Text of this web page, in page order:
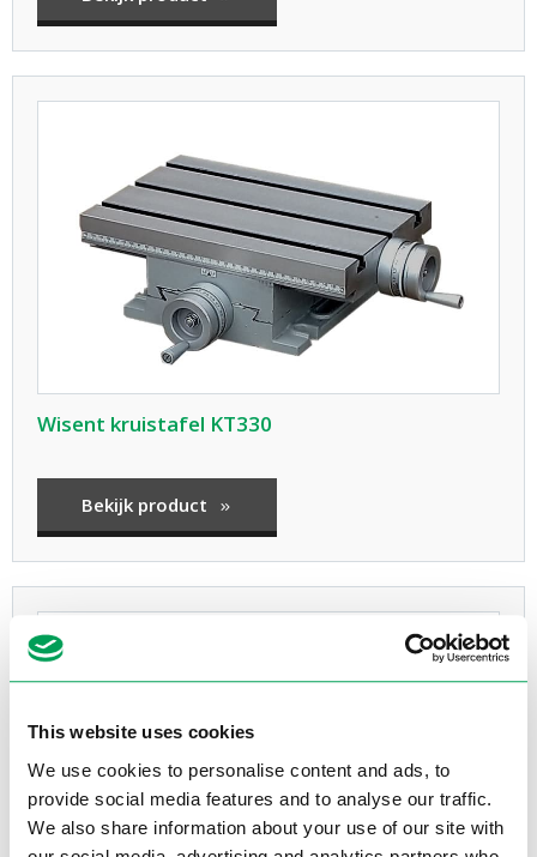
This website uses cookies
We use cookies to personalise content and ads, to
provide social media features and to analyse our traffic.
We also share information about your use of our site with
Wisent kruistafel KT330
Bekijk product